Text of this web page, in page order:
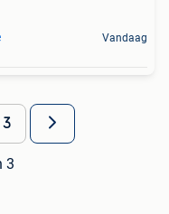
Vandaag
3
3